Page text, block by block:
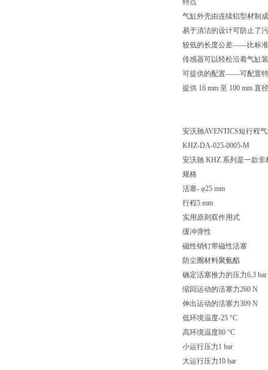
特点
气缸外壳由连续铝型材制
易于清洁的设计可防止了
较低的长度公差——比标准
传感器可以轻松沿着气缸
可提供的配置——可配置特
提供 16 mm 至 100 mm 直
安沃驰AVENTICS短行程
KHZ-DA-025-0005-M
安沃驰 KHZ 系列是一款
规格
活塞- φ25 mm
行程5 mm
实用原则双作用式
缓冲弹性
磁性销钉带磁性活塞
防尘圈材料聚氨酯
确定活塞推力的压力6,3 bar
缩回运动的活塞力260 N
伸出运动的活塞力309 N
低环境温度-25 °C
高环境温度80 °C
小运行压力1 bar
大运行压力10 bar